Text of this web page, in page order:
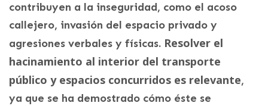
contribuyen a la inseguridad, como el acoso
callejero, invasión del espacio privado y
agresiones verbales y físicas. Resolver el
hacinamiento al interior del transporte
público y espacios concurridos es relevante,
ya que se ha demostrado cómo éste se